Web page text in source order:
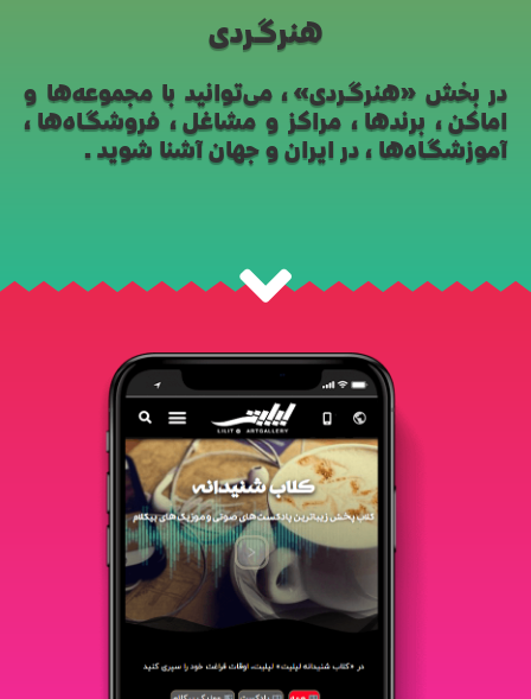
هنرگردی
در بخش «هنرگردی»، می‌توانید با مجموعه‌ها و
اماکن، برندها، مراکز و مشاغل، فروشگاه‌ها،
آموزشگاه‌ها، در ایران و جهان آشنا شوید.